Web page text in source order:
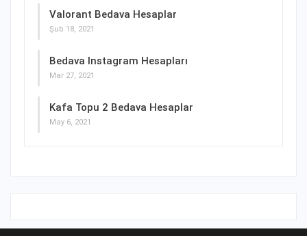
Valorant Bedava Hesaplar
Şub 18, 2021
Bedava Instagram Hesapları
Mar 27, 2021
Kafa Topu 2 Bedava Hesaplar
May 6, 2021